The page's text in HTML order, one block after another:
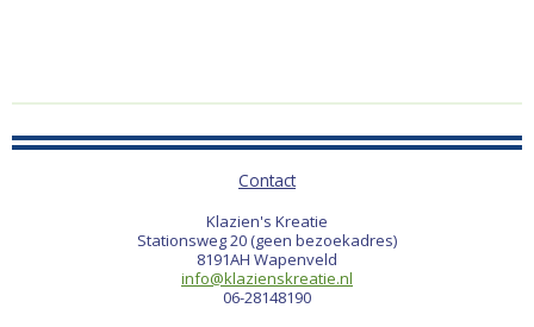
Contact
Klazien's Kreatie
Stationsweg 20 (geen bezoekadres)
8191AH Wapenveld
info@klazienskreatie.nl
06-28148190